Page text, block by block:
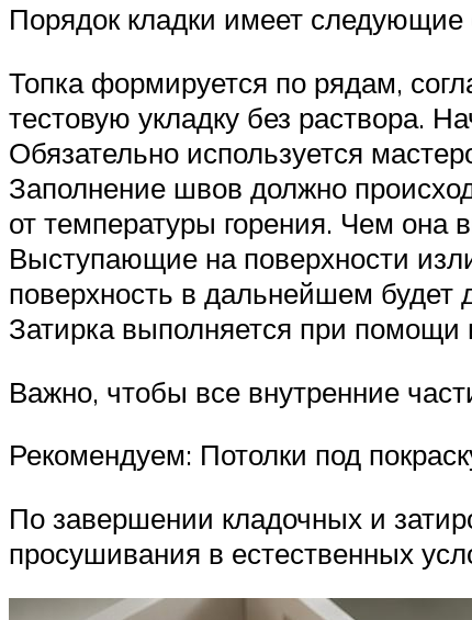
Порядок кладки имеет следующие
Топка формируется по рядам,
тестовую укладку без раствора.
Обязательно используется
Заполнение швов должно
от температуры горения. Чем
Выступающие на поверхности
поверхность в дальнейшем будет
Затирка выполняется при
Важно, чтобы все внутренние
Рекомендуем: Потолки под
По завершении кладочных и
просушивания в естественных